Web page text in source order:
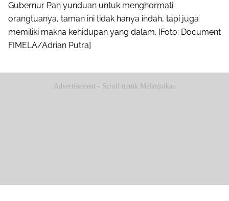
Gubernur Pan yunduan untuk menghormati
orangtuanya, taman ini tidak hanya indah, tapi juga
memiliki makna kehidupan yang dalam. [Foto: Document
FIMELA/Adrian Putra]
Advertisement - Scroll untuk Melanjutkan